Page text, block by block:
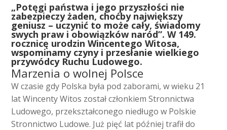
„Potęgi państwa i jego przyszłości nie
zabezpieczy żaden, choćby największy
geniusz – uczynić to może cały, świadomy
swych praw i obowiązków naród”. W 149.
rocznicę urodzin Wincentego Witosa,
wspominamy czyny i przesłanie wielkiego
przywódcy Ruchu Ludowego.
Marzenia o wolnej Polsce
W czasie gdy Polska była pod zaborami, w wieku 21
lat Wincenty Witos został członkiem Stronnictwa
Ludowego, przekształconego niedługo w Polskie
Stronnictwo Ludowe. Już pięć lat później trafił do